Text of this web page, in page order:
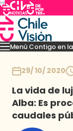
Menú Contigo en
Momentos
29/ 10/ 2020
La vida de
Alba: Es
caudales